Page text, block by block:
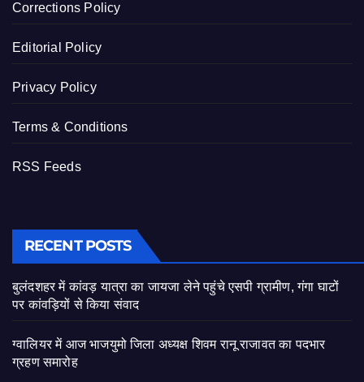
Corrections Policy
Editorial Policy
Privacy Policy
Terms & Conditions
RSS Feeds
RECENT POSTS
बुलंदशहर में कांवड़ यात्रा का जायजा लेने पहुंचे एसपी ग्रामीण, गंगा घाटों
पर कांवड़ियों से किया संवाद
ग्वालियर में आज भाजयुमो जिला अध्यक्ष शिवम रानू राजावत का पदभार
ग्रहण समारोह